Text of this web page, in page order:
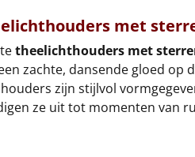
met
theelichthouders met
zachte, dansende gloed
zijn stijlvol
ze uit tot momenten van